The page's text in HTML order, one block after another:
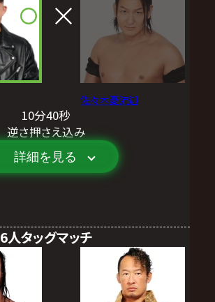
佐々木憂流迦
10分40秒
逆さ押さえ込み
詳細を見る
6人タッグマッチ